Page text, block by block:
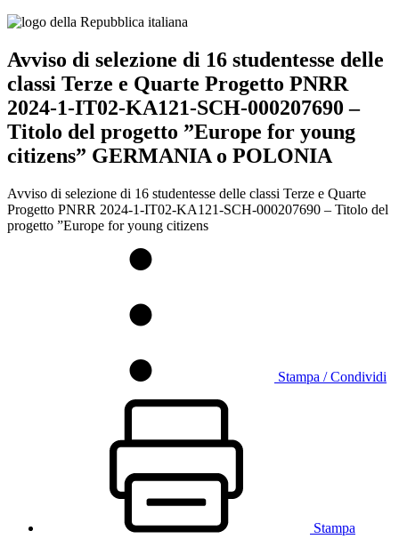
Avviso di selezione di 16 studentesse delle
classi Terze e Quarte Progetto PNRR
2024-1-IT02-KA121-SCH-000207690 –
Titolo del progetto ”Europe for young
citizens” GERMANIA o POLONIA
Avviso di selezione di 16 studentesse delle classi Terze e Quarte
Progetto PNRR 2024-1-IT02-KA121-SCH-000207690 – Titolo del
progetto ”Europe for young citizens
Stampa / Condividi
Stampa